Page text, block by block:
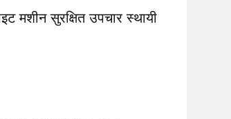
मशीन सुरक्षित उपचार स्थायी